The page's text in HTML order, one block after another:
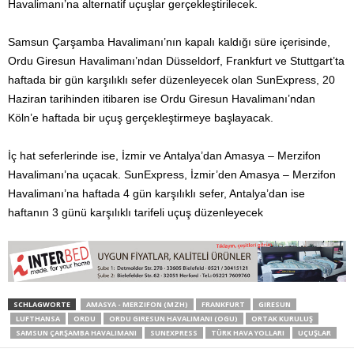
Havalimanı’na alternatif uçuşlar gerçekleştirilecek.
Samsun Çarşamba Havalimanı’nın kapalı kaldığı süre içerisinde,
Ordu Giresun Havalimanı’ndan Düsseldorf, Frankfurt ve Stuttgart’ta
haftada bir gün karşılıklı sefer düzenleyecek olan SunExpress, 20
Haziran tarihinden itibaren ise Ordu Giresun Havalimanı’ndan
Köln’e haftada bir uçuş gerçekleştirmeye başlayacak.
İç hat seferlerinde ise, İzmir ve Antalya’dan Amasya – Merzifon
Havalimanı’na uçacak. SunExpress, İzmir’den Amasya – Merzifon
Havalimanı’na haftada 4 gün karşılıklı sefer, Antalya’dan ise
haftanın 3 günü karşılıklı tarifeli uçuş düzenleyecek
SCHLAGWORTE AMASYA - MERZIFON (MZH) FRANKFURT
GIRESUN
LUFTHANSA
ORDU ORDU GIRESUN HAVALIMANI (OGU)
ORTAK KURULUŞ
SAMSUN ÇARŞAMBA HAVALIMANI
SUNEXPRESS TÜRK HAVA YOLLARI UÇUŞLAR